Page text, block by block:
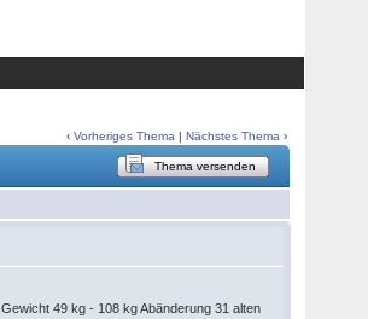
‹Vorheriges Thema |Nächstes Thema ›
Thema versenden
49 kg - 108 kg Abänderung 31 alten